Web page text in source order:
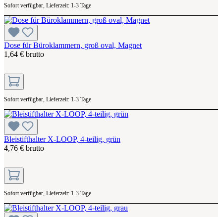
Sofort verfügbar, Lieferzeit: 1-3 Tage
Dose für Büroklammern, groß oval, Magnet
1,64 € brutto
Sofort verfügbar, Lieferzeit: 1-3 Tage
Bleistifthalter X-LOOP, 4-teilig, grün
4,76 € brutto
Sofort verfügbar, Lieferzeit: 1-3 Tage